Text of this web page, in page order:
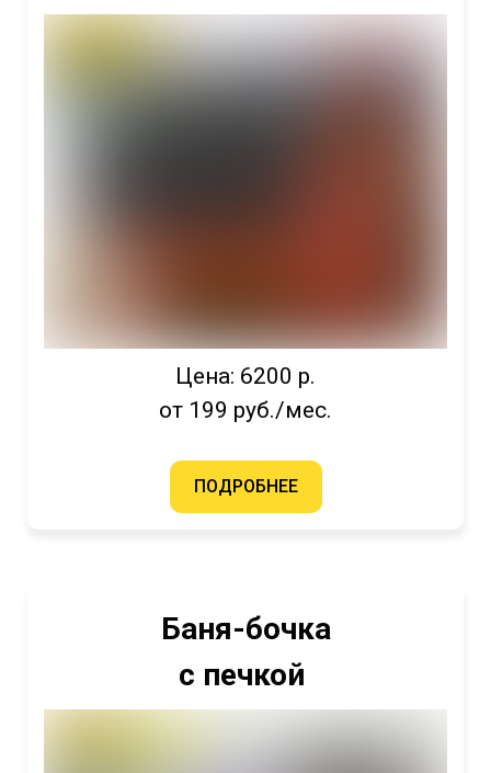
Цена: 6200 р.
от 199 руб./мес.
ПОДРОБНЕЕ
Баня-бочка
с печкой